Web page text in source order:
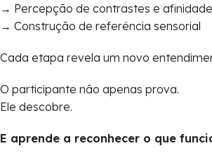
→ Percepção de contrastes e
→ Construção de referência sensorial
Cada etapa revela um novo
O participante não apenas prova.
Ele descobre.
E aprende a reconhecer o que